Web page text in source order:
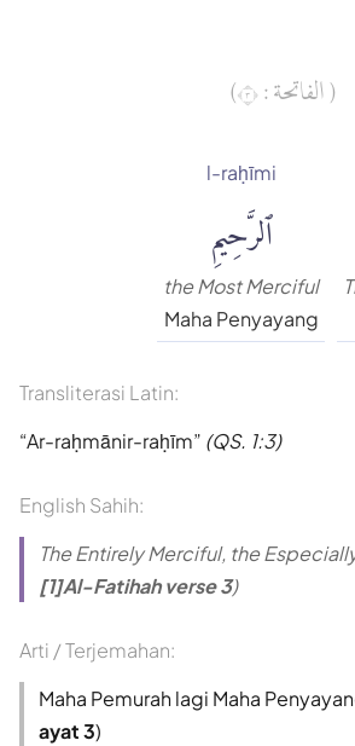
( الفاتحة : ٣)
l-raḥīmi
ٱلرَّحِيمِ
the Most Merciful
Maha Penyayang
Transliterasi Latin:
Ar-raḥmānir-raḥīm (QS. 1:3)
English Sahih:
The Entirely Merciful, the
[1]Al-Fatihah verse 3)
Arti / Terjemahan:
Maha Pemurah lagi Maha
ayat 3)